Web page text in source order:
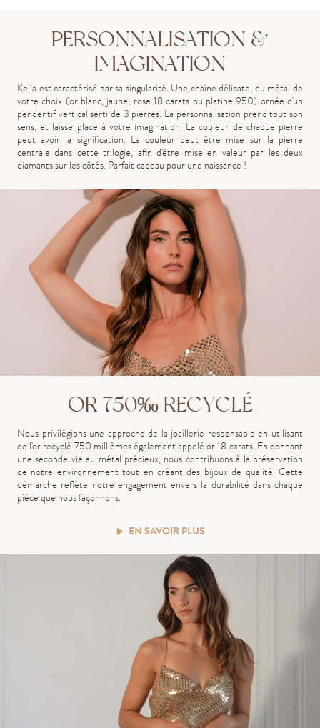
PERSONNALISATION &
IMAGINATION
Kelia est caractérisé par sa singularité. Une chaine délicate, du métal de
votre choix (or blanc, jaune, rose 18 carats ou platine 950) ornée d'un
pendentif vertical serti de 3 pierres. La personnalisation prend tout son
sens, et laisse place à votre imagination. La couleur de chaque pierre
peut avoir la signification. La couleur peut être mise sur la pierre
centrale dans cette trilogie, afin d'être mise en valeur par les deux
diamants sur les côtés. Parfait cadeau pour une naissance !
OR 750‰ RECYCLÉ
Nous privilégions une approche de la joaillerie responsable en utilisant
de l'or recyclé 750 millièmes également appelé or 18 carats. En donnant
une seconde vie au métal précieux, nous contribuons à la préservation
de notre environnement tout en créant des bijoux de qualité. Cette
démarche reflète notre engagement envers la durabilité dans chaque
pièce que nous façonnons.
EN SAVOIR PLUS